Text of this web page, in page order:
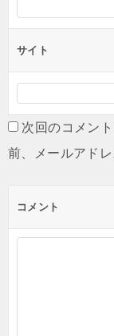
サイト
次回のコメン
前、メールアド
コメント